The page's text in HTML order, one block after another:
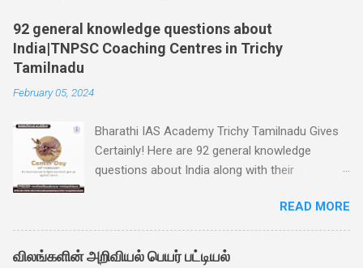
92 general knowledge questions about
India|TNPSC Coaching Centres in Trichy
Tamilnadu
February 05, 2024
Bharathi IAS Academy Trichy Tamilnadu Gives
Certainly! Here are 92 general knowledge
questions about India along with their
February 1. What is the capital city of India? -
Answer: New Delhi 2. Which river is considered
the holiest in Hinduism and flows through
READ MORE
விலங்களின் அறிவியல் பெயர் பட்டியல்